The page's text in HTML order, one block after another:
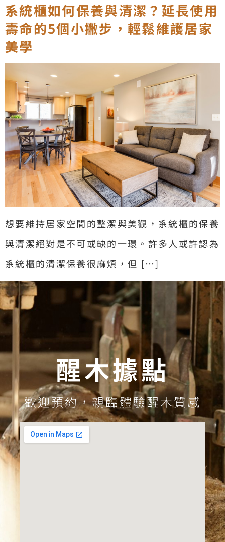
系統櫃如何保養與清潔？延長使用
壽命的5個小撇步，輕鬆維護居家
美學
想要維持居家空間的整潔與美觀，系統櫃的保養
與清潔絕對是不可或缺的一環。許多人或許認為
系統櫃的清潔保養很麻煩，但 […]
醒木據點
歡迎預約，親臨體驗醒木質感